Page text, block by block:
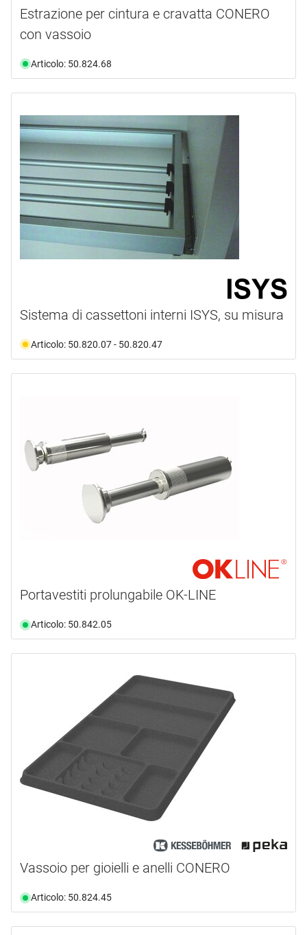
Estrazione per cintura e cravatta CONERO
con vassoio
Articolo: 50.824.68
Sistema di cassettoni interni ISYS, su misura
Articolo: 50.820.07 - 50.820.47
Portavestiti prolungabile OK-LINE
Articolo: 50.842.05
Vassoio per gioielli e anelli CONERO
Articolo: 50.824.45